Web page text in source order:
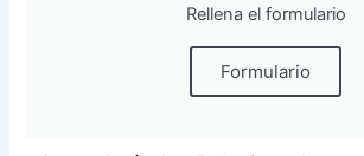
Rellena el formulario
Formulario